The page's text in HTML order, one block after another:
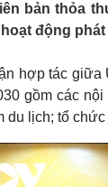
bản thỏa
hoạt động
hợp tác giữa
gồm các
du lịch; tổ